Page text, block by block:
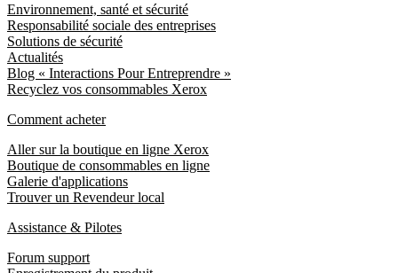
Environnement, santé et sécurité
Responsabilité sociale des entreprises
Solutions de sécurité
Actualités
Blog « Interactions Pour Entreprendre »
Recyclez vos consommables Xerox
Comment acheter
Aller sur la boutique en ligne Xerox
Boutique de consommables en ligne
Galerie d'applications
Trouver un Revendeur local
Assistance & Pilotes
Forum support